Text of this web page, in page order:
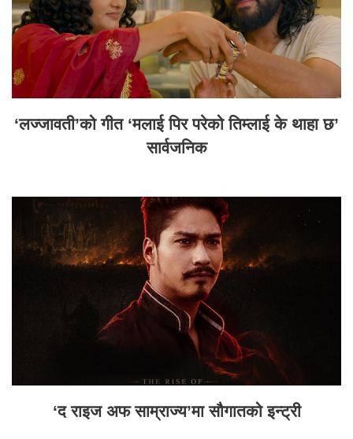
‘लज्जावती’को गीत ‘मलाई पिर परेको तिम्लाई के थाहा छ’
सार्वजनिक
‘द राइज अफ साम्राज्य’मा सौगातको इन्ट्री